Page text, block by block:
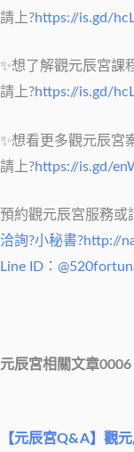
請上?https://is.gd/
✨想了解觀元辰宮課
請上?https://is.gd/
✨想看更多觀元辰宮
請上?https://is.gd/
預約觀元辰宮服務或
洽詢?小秘書?http://
Line ID：
元辰宮相關文章0006
【元辰宮Q&A】觀